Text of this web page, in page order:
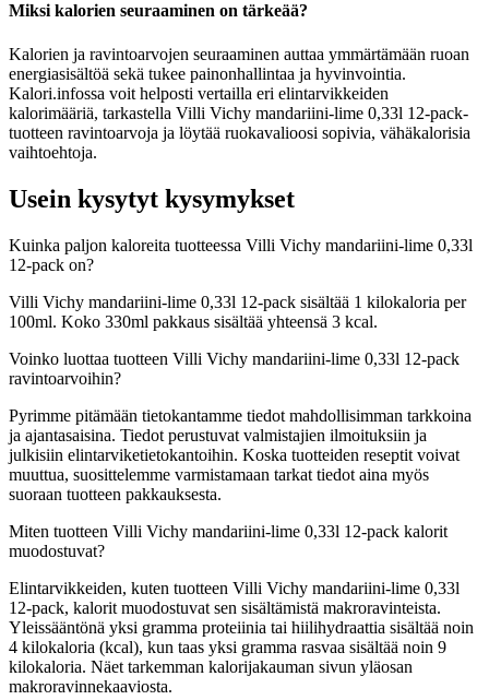
Miksi kalorien seuraaminen on tärkeää?
Kalorien ja ravintoarvojen seuraaminen auttaa ymmärtämään ruoan
energiasisältöä sekä tukee painonhallintaa ja hyvinvointia.
Kalori.infossa voit helposti vertailla eri elintarvikkeiden
kalorimääriä, tarkastella Villi Vichy mandariini-lime 0,33l 12-pack-
tuotteen ravintoarvoja ja löytää ruokavalioosi sopivia, vähäkalorisia
vaihtoehtoja.
Usein kysytyt kysymykset
Kuinka paljon kaloreita tuotteessa Villi Vichy mandariini-lime 0,33l
12-pack on?
Villi Vichy mandariini-lime 0,33l 12-pack sisältää 1 kilokaloria per
100ml. Koko 330ml pakkaus sisältää yhteensä 3 kcal.
Voinko luottaa tuotteen Villi Vichy mandariini-lime 0,33l 12-pack
ravintoarvoihin?
Pyrimme pitämään tietokantamme tiedot mahdollisimman tarkkoina
ja ajantasaisina. Tiedot perustuvat valmistajien ilmoituksiin ja
julkisiin elintarviketietokantoihin. Koska tuotteiden reseptit voivat
muuttua, suosittelemme varmistamaan tarkat tiedot aina myös
suoraan tuotteen pakkauksesta.
Miten tuotteen Villi Vichy mandariini-lime 0,33l 12-pack kalorit
muodostuvat?
Elintarvikkeiden, kuten tuotteen Villi Vichy mandariini-lime 0,33l
12-pack, kalorit muodostuvat sen sisältämistä makroravinteista.
Yleissääntönä yksi gramma proteiinia tai hiilihydraattia sisältää noin
4 kilokaloria (kcal), kun taas yksi gramma rasvaa sisältää noin 9
kilokaloria. Näet tarkemman kalorijakauman sivun yläosan
makroravinnekaaviosta.